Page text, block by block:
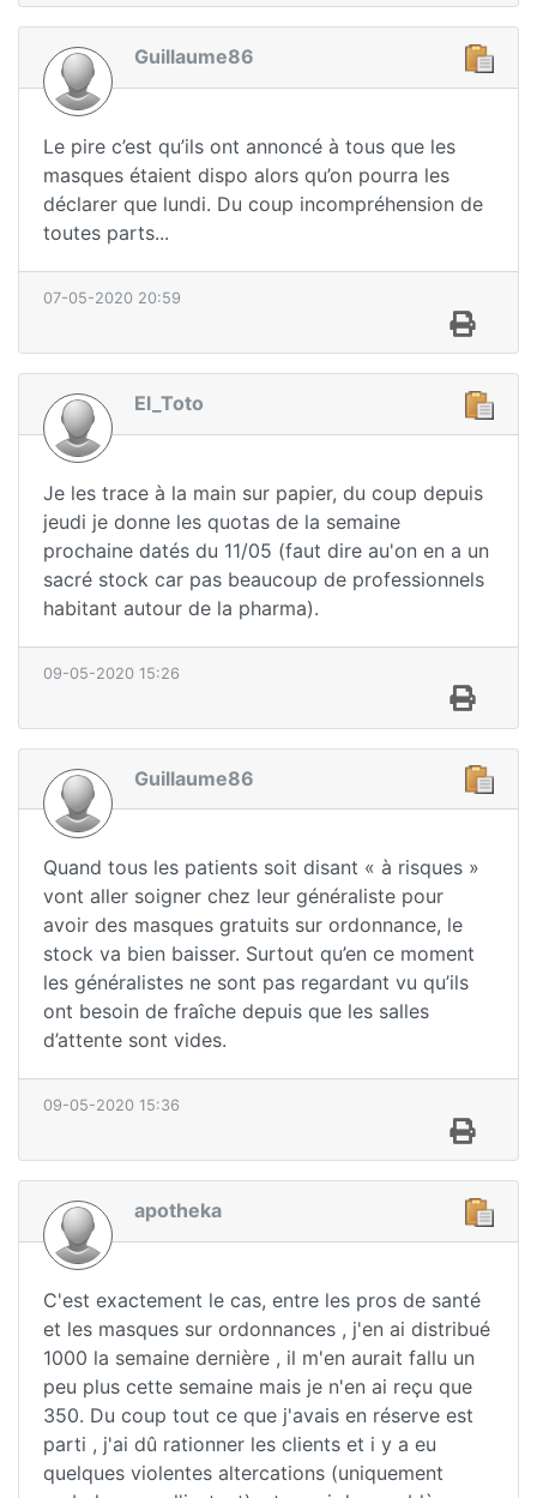
Guillaume86
Le pire c’est qu’ils ont annoncé à tous que les
masques étaient dispo alors qu’on pourra les
déclarer que lundi. Du coup incompréhension de
toutes parts...
07-05-2020 20:59
El_Toto
Je les trace à la main sur papier, du coup depuis
jeudi je donne les quotas de la semaine
prochaine datés du 11/05 (faut dire au'on en a un
sacré stock car pas beaucoup de professionnels
habitant autour de la pharma).
09-05-2020 15:26
Guillaume86
Quand tous les patients soit disant « à risques »
vont aller soigner chez leur généraliste pour
avoir des masques gratuits sur ordonnance, le
stock va bien baisser. Surtout qu’en ce moment
les généralistes ne sont pas regardant vu qu’ils
ont besoin de fraîche depuis que les salles
d’attente sont vides.
09-05-2020 15:36
apotheka
C'est exactement le cas, entre les pros de santé
et les masques sur ordonnances , j'en ai distribué
1000 la semaine dernière , il m'en aurait fallu un
peu plus cette semaine mais je n'en ai reçu que
350. Du coup tout ce que j'avais en réserve est
parti , j'ai dû rationner les clients et i y a eu
quelques violentes altercations (uniquement